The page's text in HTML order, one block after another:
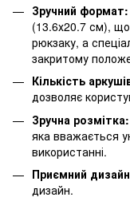
Зручний формат:
(13.6х20.7 см), що
рюкзаку, а
закритому
Кількість
дозволяє
Зручна розмітка:
яка вважається
використанні.
Приємний
дизайн.